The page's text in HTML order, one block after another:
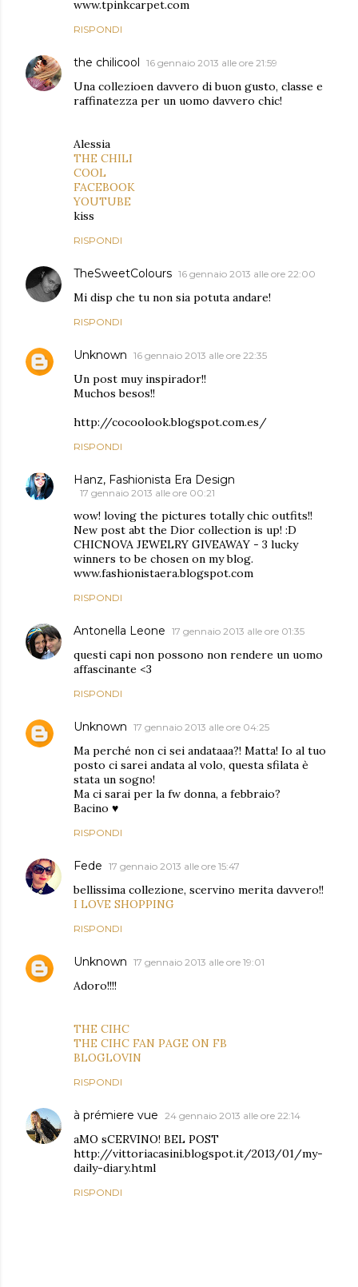
www.tpinkcarpet.com
RISPONDI
the chilicool 16 gennaio 2013 alle ore 21:59
Una collezioen davvero di buon gusto, classe e
raffinatezza per un uomo davvero chic!
Alessia
THE CHILI
COOL
FACEBOOK
YOUTUBE
kiss
RISPONDI
TheSweetColours 16 gennaio 2013 alle ore 22:00
Mi disp che tu non sia potuta andare!
RISPONDI
Unknown 16 gennaio 2013 alle ore 22:35
Un post muy inspirador!!
Muchos besos!!
http://cocoolook.blogspot.com.es/
RISPONDI
Hanz, Fashionista Era Design
17 gennaio 2013 alle ore 00:21
wow! loving the pictures totally chic outfits!!
New post abt the Dior collection is up! :D
CHICNOVA JEWELRY GIVEAWAY - 3 lucky
winners to be chosen on my blog.
www.fashionistaera.blogspot.com
RISPONDI
Antonella Leone 17 gennaio 2013 alle ore 01:35
questi capi non possono non rendere un uomo
affascinante <3
RISPONDI
Unknown 17 gennaio 2013 alle ore 04:25
Ma perché non ci sei andataaa?! Matta! Io al tuo
posto ci sarei andata al volo, questa sfilata è
stata un sogno!
Ma ci sarai per la fw donna, a febbraio?
Bacino ♥
RISPONDI
Fede 17 gennaio 2013 alle ore 15:47
bellissima collezione, scervino merita davvero!!
I LOVE SHOPPING
RISPONDI
Unknown 17 gennaio 2013 alle ore 19:01
Adoro!!!!
THE CIHC
THE CIHC FAN PAGE ON FB
BLOGLOVIN
RISPONDI
à prémiere vue 24 gennaio 2013 alle ore 22:14
aMO sCERVINO! BEL POST
http://vittoriacasini.blogspot.it/2013/01/my-
daily-diary.html
RISPONDI